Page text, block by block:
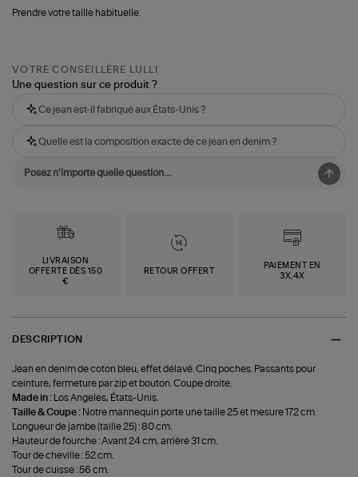
Prendre votre taille habituelle.
VOTRE CONSEILLÈRE LULLI
Une question sur ce produit ?
Ce jean est-il fabriqué aux États-Unis ?
Quelle est la composition exacte de ce jean en denim ?
LIVRAISON
OFFERTE DÈS 150
€
RETOUR OFFERT
PAIEMENT EN
3X,4X
DESCRIPTION
Jean en denim de coton bleu, effet délavé. Cinq poches. Passants pour
ceinture, fermeture par zip et bouton. Coupe droite.
Made in :
Los Angeles, États-Unis.
Taille & Coupe : Notre mannequin porte une taille 25 et mesure 172 cm.
Longueur de jambe (taille 25) : 80 cm.
Hauteur de fourche : Avant 24 cm, arrière 31 cm.
Tour de cheville : 52 cm.
Tour de cuisse : 56 cm.